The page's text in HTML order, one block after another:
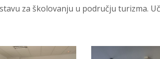
za školovanju u području turizma.